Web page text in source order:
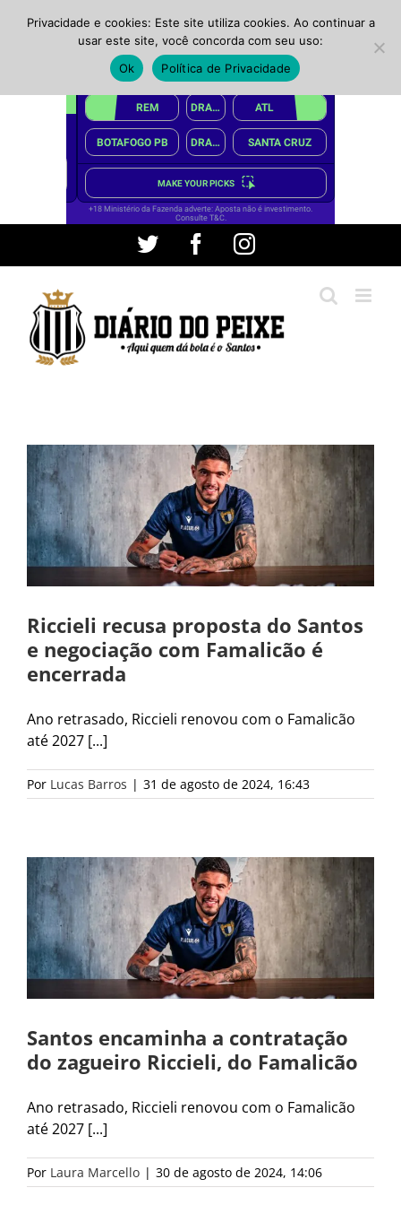
conteúdo
Twitter FacebookInstagram
Riccieli recusa proposta do Santos
e negociação com Famalicão é
encerrada
Ano retrasado, Riccieli renovou com o Famalicão
até 2027 [...]
Por Lucas Barros | 31 de agosto de 2024, 16:43
Santos encaminha a contratação
do zagueiro Riccieli, do Famalicão
Ano retrasado, Riccieli renovou com o Famalicão
até 2027 [...]
Por Laura Marcello | 30 de agosto de 2024, 14:06
Privacidade e cookies: Este site utiliza cookies. Ao continuar a
usar este site, você concorda com seu uso:
Ok
Política de Privacidade